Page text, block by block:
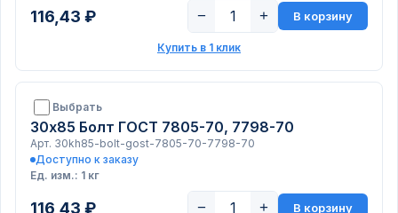
116,43 ₽ − + В корзину
Купить в 1 клик
Выбрать
30х85 Болт ГОСТ 7805-70, 7798-70
Арт. 30kh85-bolt-gost-7805-70-7798-70
Доступно к заказу
Ед. изм.: 1 кг
116,43 ₽ − + В корзину